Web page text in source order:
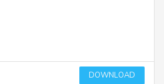
DOWNLOAD